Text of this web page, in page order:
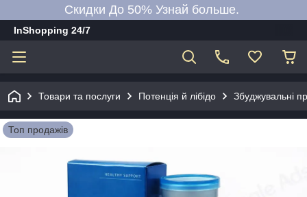
Скидки До 50% Узнай больше.
InShopping 24/7
Товари та послуги Потенція й лібідо Збуджувальні
Топ продажів